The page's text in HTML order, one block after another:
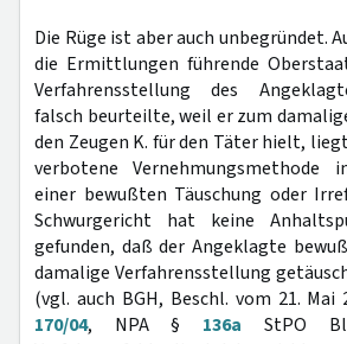
Die Rüge ist aber auch unbegründet.
die Ermittlungen führende
Verfahrensstellung des
falsch beurteilte, weil er zum
den Zeugen K. für den Täter hielt,
verbotene Vernehmungsmethode
einer bewußten Täuschung oder
Schwurgericht hat keine
gefunden, daß der Angeklagte
damalige Verfahrensstellung
(vgl. auch BGH, Beschl. vom 21. Mai
170/04, NPA § 136a StPO